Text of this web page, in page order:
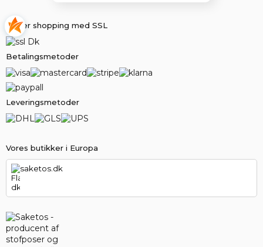
Vores butikker i Europa
saketos.dk
Sikker shopping med SSL
Betalingsmetoder
Leveringsmetoder